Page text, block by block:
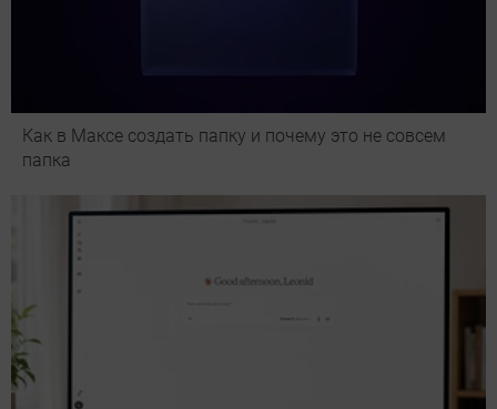
Как в Максе создать папку и почему это не совсем
папка